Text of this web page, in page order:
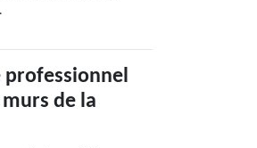
professionnel
de la